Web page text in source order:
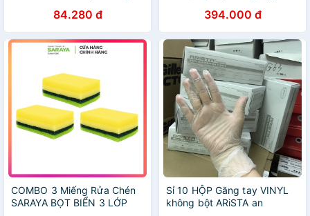
(Powder free Vinyl glove)
84.280 đ
Thực Phẩm, Vệ Sinh Y Tế -
200 Chiếc/Hộp
394.000 đ
COMBO 3 Miếng Rửa Chén
SARAYA BỌT BIỂN 3 LỚP
Sỉ 10 HỘP Găng tay VINYL
không bột ARiSTA an